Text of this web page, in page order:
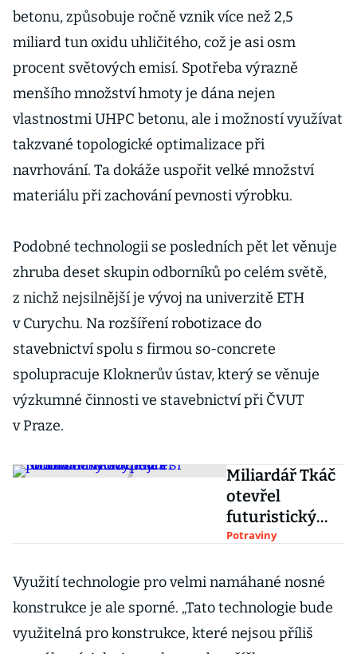
betonu, způsobuje ročně vznik více než 2,5
miliard tun oxidu uhličitého, což je asi osm
procent světových emisí. Spotřeba výrazně
menšího množství hmoty je dána nejen
vlastnostmi UHPC betonu, ale i možností využívat
takzvané topologické optimalizace při
navrhování. Ta dokáže uspořit velké množství
materiálu při zachování pevnosti výrobku.
Podobné technologii se posledních pět let věnuje
zhruba deset skupin odborníků po celém světě,
z nichž nejsilnější je vývoj na univerzitě ETH
v Curychu. Na rozšíření robotizace do
stavebnictví spolu s firmou so-concrete
spolupracuje Kloknerův ústav, který se věnuje
výzkumné činnosti ve stavebnictví při ČVUT
v Praze.
Miliardář Tkáč
otevřel
futuristický
obchod s
Vypůjčil si
robota od
Ironmana
Potraviny
Využití technologie pro velmi namáhané nosné
konstrukce je ale sporné. „Tato technologie bude
využitelná pro konstrukce, které nejsou příliš